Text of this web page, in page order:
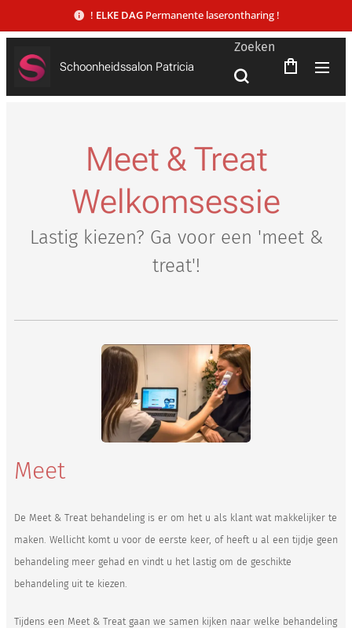
! ELKE DAGPermanente laserontharing !
Schoonheidssalon Patricia
Zoeken
Meet & Treat
Welkomsessie
Lastig kiezen? Ga voor een 'meet &
treat'!
Meet
De Meet & Treat behandeling is er om het u als klant wat makkelijker te
maken. Wellicht komt u voor de eerste keer, of heeft u al een tijdje geen
behandeling meer gehad en vindt u het lastig om de geschikte
behandeling uit te kiezen.
Tijdens een Meet & Treat gaan we samen kijken naar welke behandeling